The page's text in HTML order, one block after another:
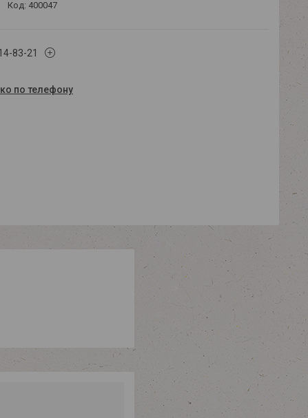
Код: 400047
83-21
по телефону